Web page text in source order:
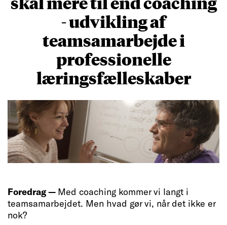
- udvikling af
teamsamarbejde i
professionelle
læringsfælleskaber
Foredrag — Med coaching kommer vi langt i
teamsamarbejdet. Men hvad gør vi, når det ikke er
nok?